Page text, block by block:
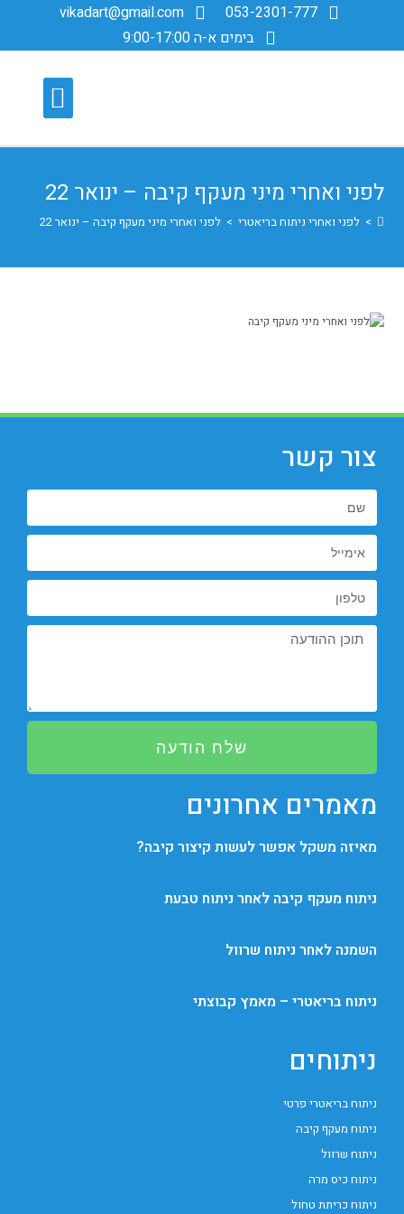
053-2301-777
vikadart@gmail.com
בימים א-ה 9:00-17:00
לפני ואחרי מיני מעקף קיבה – ינואר 22
> לפני ואחרי ניתוח בריאטרי > לפני ואחרי מיני מעקף קיבה – ינואר 22
צור קשר
שלח הודעה
מאמרים אחרונים
מאיזה משקל אפשר לעשות קיצור קיבה?
ניתוח מעקף קיבה לאחר ניתוח טבעת
השמנה לאחר ניתוח שרוול
ניתוח בריאטרי – מאמץ קבוצתי
ניתוחים
ניתוח בריאטרי פרטי
ניתוח מעקף קיבה
ניתוח שרוול
ניתוח כיס מרה
ניתוח כריתת טחול